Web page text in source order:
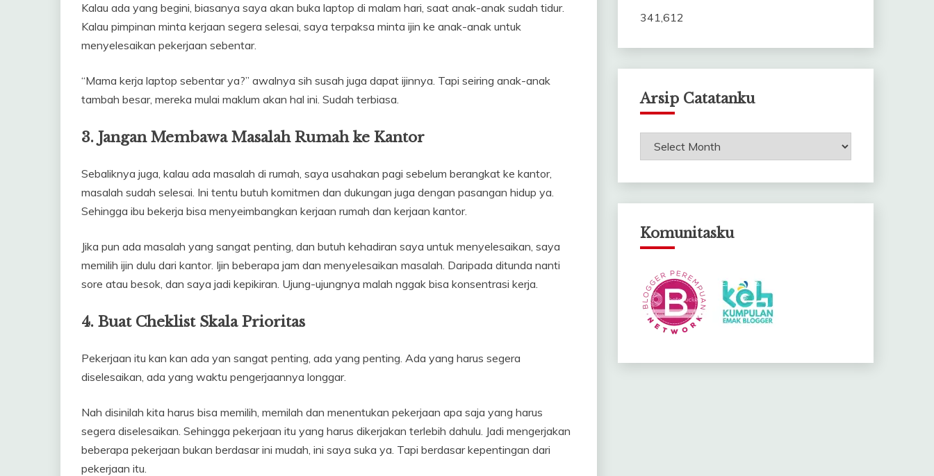
Kalau ada yang begini, biasanya saya akan buka laptop di malam hari, saat anak-anak sudah tidur.
Kalau pimpinan minta kerjaan segera selesai, saya terpaksa minta ijin ke anak-anak untuk
menyelesaikan pekerjaan sebentar.
“Mama kerja laptop sebentar ya?” awalnya sih susah juga dapat ijinnya. Tapi seiring anak-anak
tambah besar, mereka mulai maklum akan hal ini. Sudah terbiasa.
3. Jangan Membawa Masalah Rumah ke Kantor
Sebaliknya juga, kalau ada masalah di rumah, saya usahakan pagi sebelum berangkat ke kantor,
masalah sudah selesai. Ini tentu butuh komitmen dan dukungan juga dengan pasangan hidup ya.
Sehingga ibu bekerja bisa menyeimbangkan kerjaan rumah dan kerjaan kantor.
Jika pun ada masalah yang sangat penting, dan butuh kehadiran saya untuk menyelesaikan, saya
memilih ijin dulu dari kantor. Ijin beberapa jam dan menyelesaikan masalah. Daripada ditunda nanti
sore atau besok, dan saya jadi kepikiran. Ujung-ujungnya malah nggak bisa konsentrasi kerja.
4. Buat Cheklist Skala Prioritas
Pekerjaan itu kan kan ada yan sangat penting, ada yang penting. Ada yang harus segera
diselesaikan, ada yang waktu pengerjaannya longgar.
Nah disinilah kita harus bisa memilih, memilah dan menentukan pekerjaan apa saja yang harus
segera diselesaikan. Sehingga pekerjaan itu yang harus dikerjakan terlebih dahulu. Jadi mengerjakan
beberapa pekerjaan bukan berdasar ini mudah, ini saya suka ya. Tapi berdasar kepentingan dari
pekerjaan itu.
341,612
Arsip Catatanku
Arsip
Komunitasku